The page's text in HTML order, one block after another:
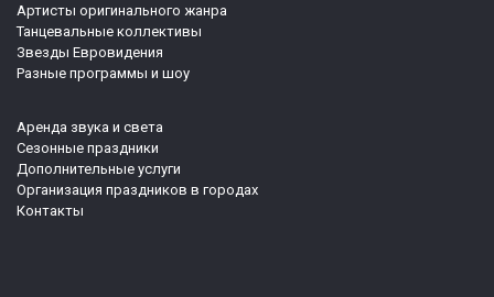
Артисты оригинального жанра
Танцевальные коллективы
Звезды Евровидения
Разные программы и шоу
Аренда звука и света
Сезонные праздники
Дополнительные услуги
Организация праздников в городах
Контакты